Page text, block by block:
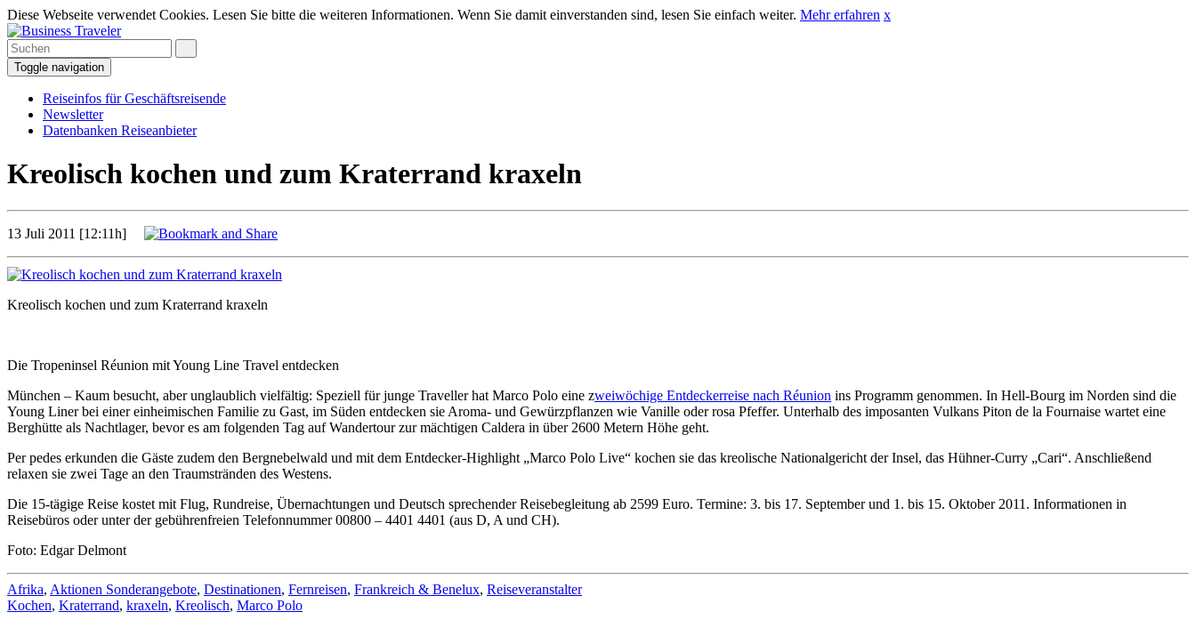
Diese Webseite verwendet Cookies. Lesen Sie bitte die weiteren Informationen. Wenn Sie damit einverstanden sind, lesen Sie einfach weiter. Mehr erfahren x
Toggle navigation
Reiseinfos für Geschäftsreisende
Newsletter
Datenbanken Reiseanbieter
Kreolisch kochen und zum Kraterrand kraxeln
13 Juli 2011 [12:11h]
Kreolisch kochen und zum Kraterrand kraxeln
Die Tropeninsel Réunion mit Young Line Travel entdecken
München – Kaum besucht, aber unglaublich vielfältig: Speziell für junge Traveller hat Marco Polo eine zweiwöchige Entdeckerreise nach Réunion ins Programm genommen. In Hell-Bourg im Norden sind die
Young Liner bei einer einheimischen Familie zu Gast, im Süden entdecken sie Aroma- und Gewürzpflanzen wie Vanille oder rosa Pfeffer. Unterhalb des imposanten Vulkans Piton de la Fournaise wartet eine
Berghütte als Nachtlager, bevor es am folgenden Tag auf Wandertour zur mächtigen Caldera in über 2600 Metern Höhe geht.
Per pedes erkunden die Gäste zudem den Bergnebelwald und mit dem Entdecker-Highlight „Marco Polo Live“ kochen sie das kreolische Nationalgericht der Insel, das Hühner-Curry „Cari“. Anschließend
relaxen sie zwei Tage an den Traumstränden des Westens.
Die 15-tägige Reise kostet mit Flug, Rundreise, Übernachtungen und Deutsch sprechender Reisebegleitung ab 2599 Euro. Termine: 3. bis 17. September und 1. bis 15. Oktober 2011. Informationen in
Reisebüros oder unter der gebührenfreien Telefonnummer 00800 – 4401 4401 (aus D, A und CH).
Foto: Edgar Delmont
Afrika, Aktionen Sonderangebote, Destinationen, Fernreisen, Frankreich & Benelux, Reiseveranstalter
Kochen, Kraterrand, kraxeln, Kreolisch, Marco Polo